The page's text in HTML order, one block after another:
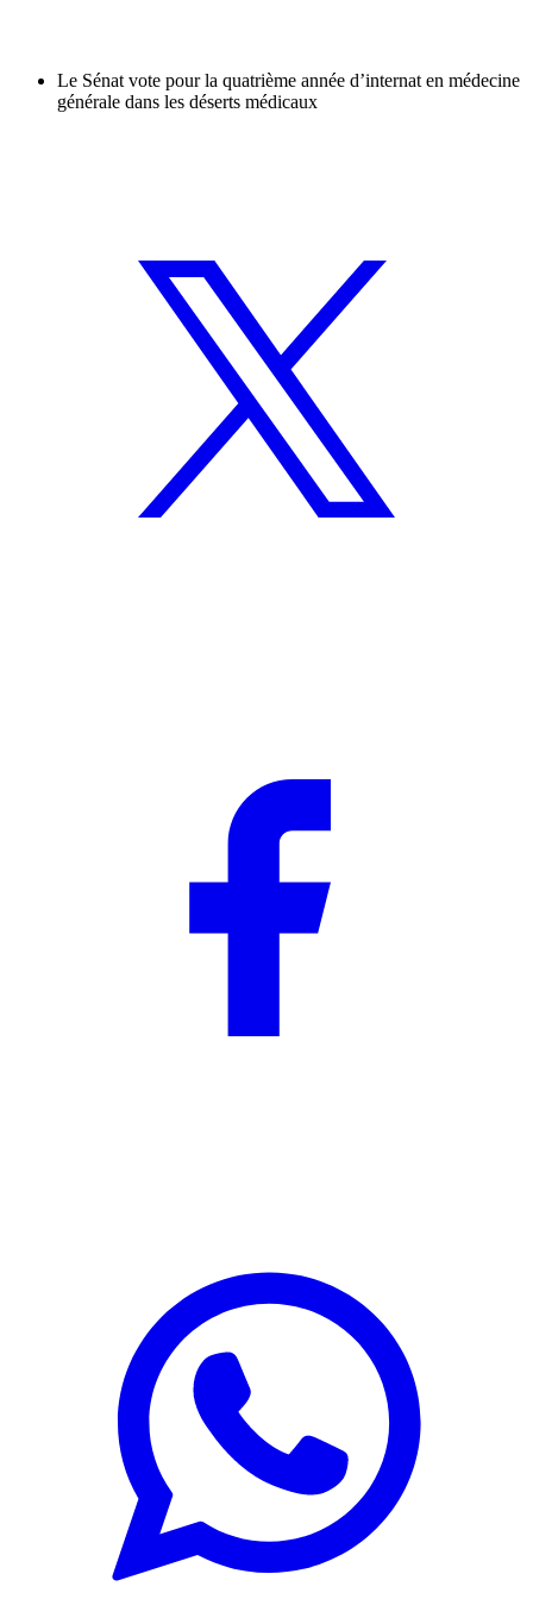
Le Sénat vote pour la quatrième année d’internat en médecine
générale dans les déserts médicaux